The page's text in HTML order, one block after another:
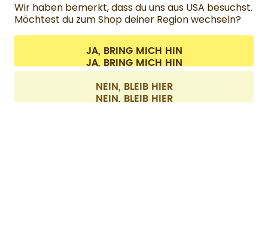
KONTAKT
Cookie-Einstellungen AGB Datenschutz
Alle Preise sind inklusive Mehrwertsteuer und zzgl. Versandkosten.
Wir haben bemerkt, dass du uns aus USA besuchst.
Möchtest du zum Shop deiner Region wechseln?
JA, BRING MICH HIN
NEIN, BLEIB HIER